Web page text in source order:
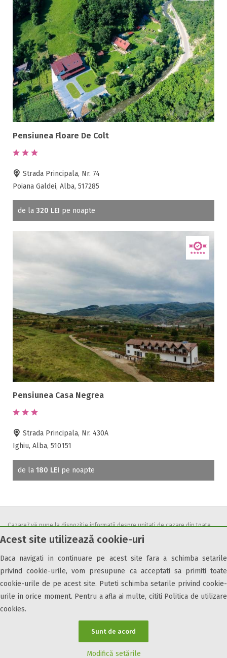
Acest site utilizează cookie-uri
Daca navigati in continuare pe acest site fara a schimba setarile
privind cookie-urile, vom presupune ca acceptati sa primiti toate
cookie-urile de pe acest site. Puteti schimba setarile privind cookie-
urile in orice moment. Pentru a afla ai multe, cititi Politica de utilizare
cookies.
Sunt de acord
Modifică setările
Pensiunea Floare De Colt
Strada Principala, Nr. 74
Poiana Galdei, Alba, 517285
de la 320 LEI pe noapte
Pensiunea Casa Negrea
Strada Principala, Nr. 430A
Ighiu, Alba, 510151
de la 180 LEI pe noapte
Cazare7 vă pune la dispozitie informatii despre unitati de cazare din toate
zonele turistice, oferte speciale, rezervari online.
condițiile
Parteneri Cazare7